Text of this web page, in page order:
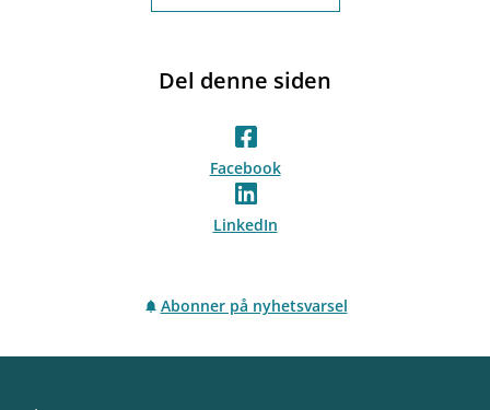
Del denne siden
Facebook
LinkedIn
Abonner på nyhetsvarsel